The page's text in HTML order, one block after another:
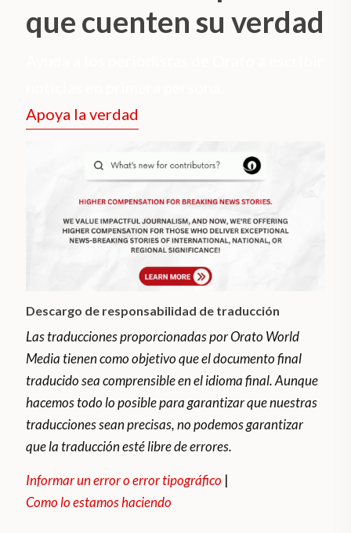
que cuenten su verdad
Apoya la verdad
Descargo de responsabilidad de traducción
Las traducciones proporcionadas por Orato World
Media tienen como objetivo que el documento final
traducido sea comprensible en el idioma final. Aunque
hacemos todo lo posible para garantizar que nuestras
traducciones sean precisas, no podemos garantizar
que la traducción esté libre de errores.
Informar un error o error tipográfico |
Como lo estamos haciendo